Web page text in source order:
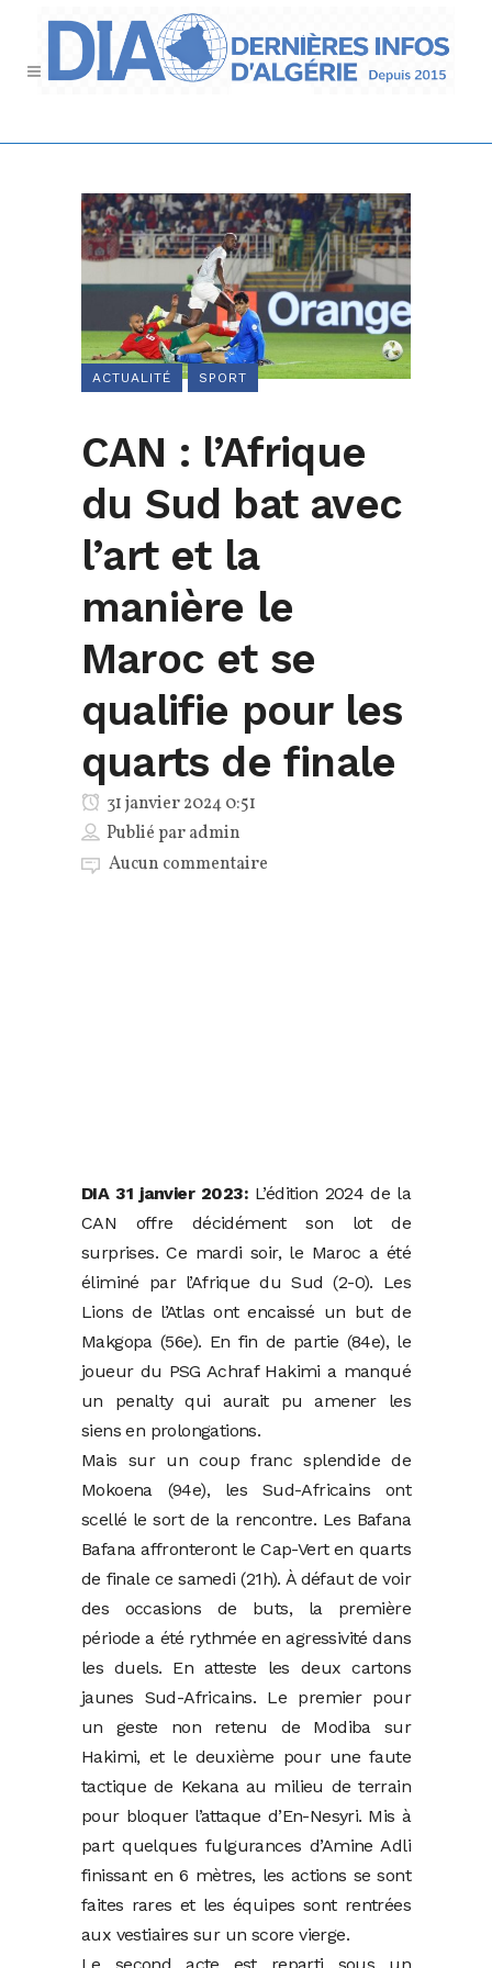
ACTUALITÉ SPORT
CAN : l’Afrique
du Sud bat avec
l’art et la
manière le
Maroc et se
qualifie pour les
quarts de finale
31 janvier 2024 0:51
Publié paradmin
Aucun commentaire
DIA 31 janvier 2023:L’édition 2024 de la
CAN offre décidément son lot de
surprises. Ce mardi soir, le Maroc a été
éliminé par l’Afrique du Sud (2-0). Les
Lions de l’Atlas ont encaissé un but de
Makgopa (56e). En fin de partie (84e), le
joueur du PSG Achraf Hakimi a manqué
un penalty qui aurait pu amener les
siens en prolongations.
Mais sur un coup franc splendide de
Mokoena (94e), les Sud-Africains ont
scellé le sort de la rencontre. Les Bafana
Bafana affronteront le Cap-Vert en quarts
de finale ce samedi (21h). À défaut de voir
des occasions de buts, la première
période a été rythmée en agressivité dans
les duels. En atteste les deux cartons
jaunes Sud-Africains. Le premier pour
un geste non retenu de Modiba sur
Hakimi, et le deuxième pour une faute
tactique de Kekana au milieu de terrain
pour bloquer l’attaque d’En-Nesyri. Mis à
part quelques fulgurances d’Amine Adli
finissant en 6 mètres, les actions se sont
faites rares et les équipes sont rentrées
aux vestiaires sur un score vierge.
Le second acte est reparti sous un